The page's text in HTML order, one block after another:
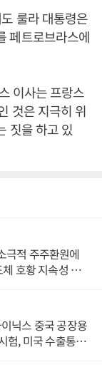
룰라 대통령은
페트로브라스에
이사는 프랑스
것은 지극히 위
짓을 하고 있
극적 주주환원에
호황 지속성 의
닉스 중국 공장용
험, 미국 수출통제